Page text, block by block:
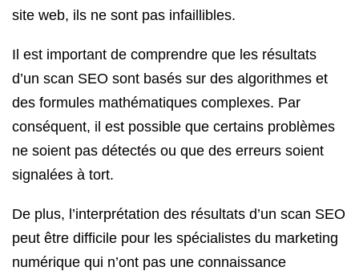
site web, ils ne sont pas infaillibles.
Il est important de comprendre que les résultats
d’un scan SEO sont basés sur des algorithmes et
des formules mathématiques complexes. Par
conséquent, il est possible que certains problèmes
ne soient pas détectés ou que des erreurs soient
signalées à tort.
De plus, l’interprétation des résultats d’un scan SEO
peut être difficile pour les spécialistes du marketing
numérique qui n’ont pas une connaissance